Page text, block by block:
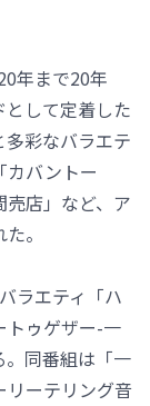
年まで20年
して定着した
彩なバラエテ
カバントー
店」など、ア
。
ラエティ「ハ
トゥゲザー-一
同番組は「一
リーテリング音